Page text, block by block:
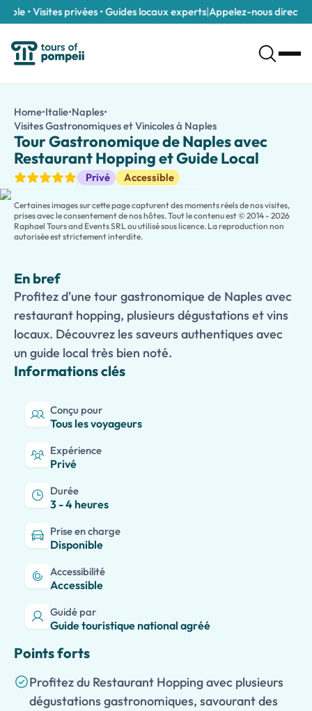
• Visites privées • Guides locaux experts|Appelez-nous
/fr/tours/tour-gastronomique-de-naples-avec-restaurant-
Profitez d'une tour gastronomique de Naples avec restaurant
Savourez les meilleures saveurs du sud de l'Italie lors de ce
Accompagné d'un guide local expert, vous visiterez une
Flânez dans des quartiers charmants et des piazzas
Parfait pour les couples, les groupes d'amis et les passionnés
Home•Italie•Naples•
Visites Gastronomiques et Vinicoles à NaplesTour
Tour Gastronomique de Naples avec
Restaurant Hopping et Guide Local
Privé Accessible
Visites Gastronomiques et Vinicoles
Certaines images sur cette page capturent des moments réels de nos visites,
prises avec le consentement de nos hôtes. Tout le contenu est © 2014 - 2026
Raphael Tours and Events SRL ou utilisé sous licence. La reproduction non
autorisée est strictement interdite.
En bref
Profitez d'une tour gastronomique de Naples avec
restaurant hopping, plusieurs dégustations et vins
locaux. Découvrez les saveurs authentiques avec
un guide local très bien noté.
Informations clés
Conçu pour
Tous les voyageurs
Expérience
Privé
Durée
3 - 4 heures
Prise en charge
Disponible
Accessibilité
Accessible
Guidé par
Guide touristique national agréé
Points forts
Profitez du Restaurant Hopping avec plusieurs
dégustations gastronomiques, savourant des